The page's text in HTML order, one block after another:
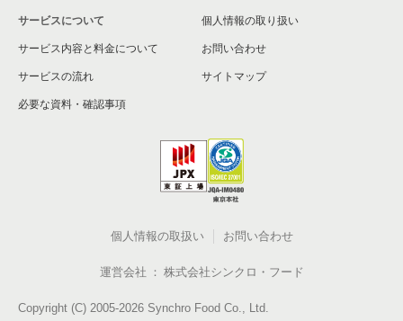
サービスについて
サービス内容と料金について
サービスの流れ
必要な資料・確認事項
個人情報の取り扱い
お問い合わせ
サイトマップ
個人情報の取扱い お問い合わせ
運営会社 株式会社シンクロ・フード
Copyright (C) 2005-2026 Synchro Food Co., Ltd.